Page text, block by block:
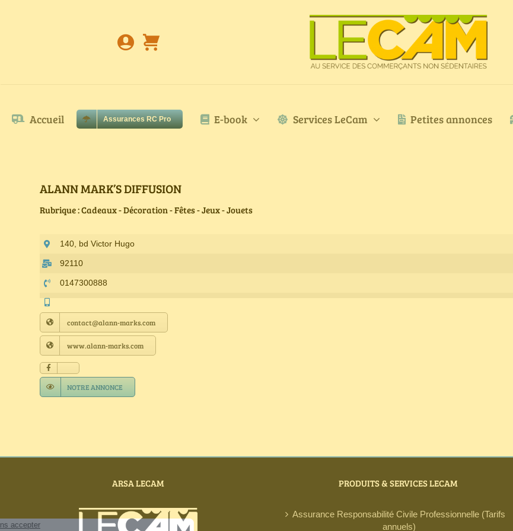
Accueil Assurances RC Pro E-book Services LeCam Petites annonces
ALANN MARK’S DIFFUSION
Rubrique : Cadeaux - Décoration - Fêtes - Jeux - Jouets
140, bd Victor Hugo
92110
0147300888
contact@alann-marks.com
www.alann-marks.com
NOTRE ANNONCE
ARSA LECAM PRODUITS & SERVICES LECAM
Assurance Responsabilité Civile Professionnelle (Tarifs
annuels)